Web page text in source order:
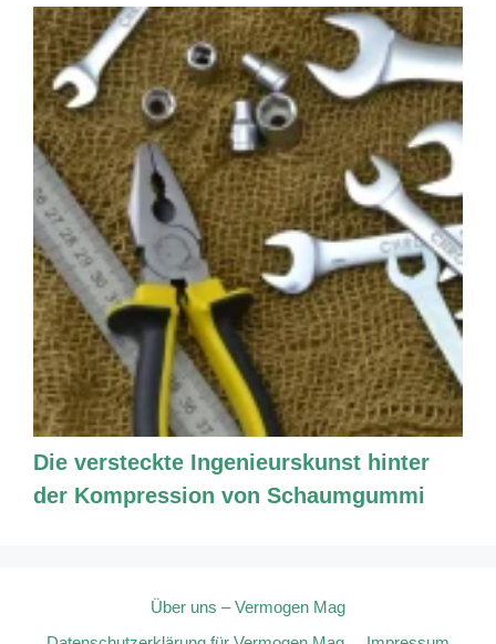
Die versteckte Ingenieurskunst hinter
der Kompression von Schaumgummi
Über uns – Vermogen Mag